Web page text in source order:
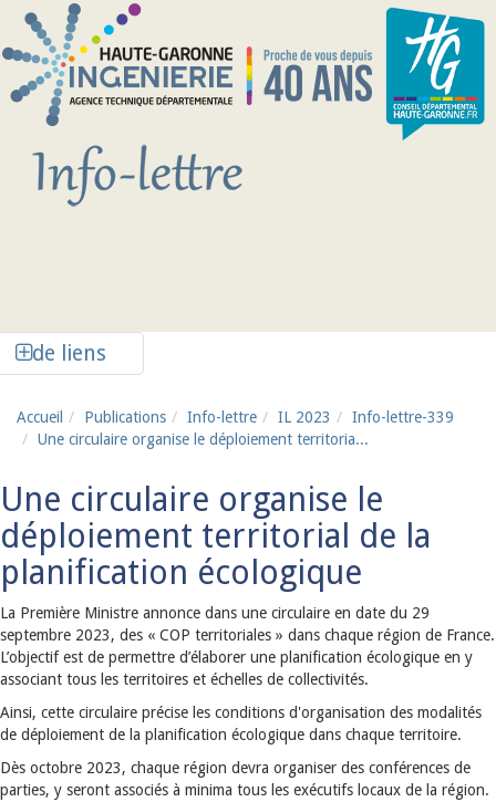
Aller au contenu principal
de liens
Accueil Publications Info-lettre IL 2023
Info-lettre-339
Une circulaire organise le déploiement territoria...
Une circulaire organise le
déploiement territorial de la
planification écologique
La Première Ministre annonce dans une circulaire en date du 29
septembre 2023, des « COP territoriales » dans chaque région de France.
L’objectif est de permettre d’élaborer une planification écologique en y
associant tous les territoires et échelles de collectivités.
Ainsi, cette circulaire précise les conditions d'organisation des modalités
de déploiement de la planification écologique dans chaque territoire.
Dès octobre 2023, chaque région devra organiser des conférences de
parties, y seront associés à minima tous les exécutifs locaux de la région.